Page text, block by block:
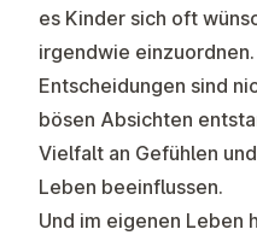
es Kinder sich oft
irgendwie einzuordnen.
Entscheidungen sind
bösen Absichten
Vielfalt an Gefühlen
Leben beeinflussen.
Und im eigenen Leben